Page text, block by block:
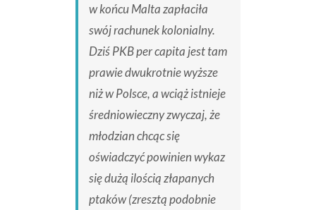
w końcu Malta zapłaciła
swój rachunek kolonialny.
Dziś PKB per capita jest tam
prawie dwukrotnie wyższe
niż w Polsce, a wciąż istnieje
średniowieczny zwyczaj, że
młodzian chcąc się
oświadczyć powinien wykaz
się dużą ilością złapanych
ptaków (zresztą podobnie